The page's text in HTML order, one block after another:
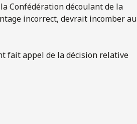
Confédération découlant de la
incorrect, devrait incomber au
fait appel de la décision relative